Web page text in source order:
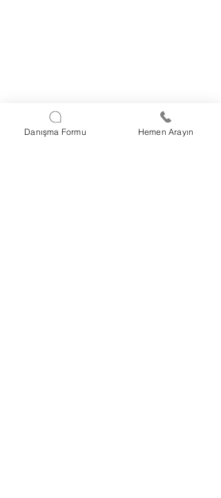
Danışma Formu Hemen Arayın